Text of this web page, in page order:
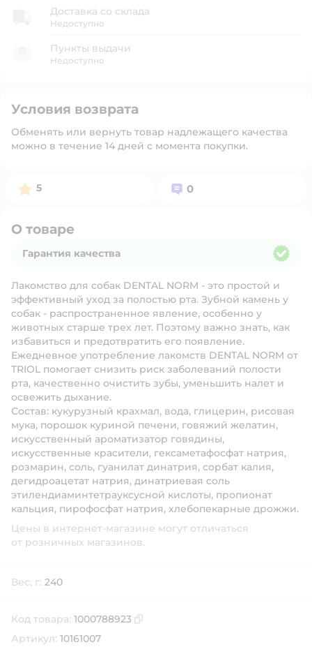
Доставка со склада
Недоступно
Пункты выдачи
Недоступно
Условия возврата
Обменять или вернуть товар надлежащего качества
можно в течение 14 дней с момента покупки.
Рейтинг:
5 Вопросов:
0
О товаре
Гарантия качества
Лакомство для собак DENTAL NORM - это простой и
эффективный уход за полостью рта. Зубной камень у
собак - распространенное явление, особенно у
животных старше трех лет. Поэтому важно знать, как
избавиться и предотвратить его появление.
Ежедневное употребление лакомств DENTAL NORM от
TRIOL помогает снизить риск заболеваний полости
рта, качественно очистить зубы, уменьшить налет и
освежить дыхание.
Состав: кукурузный крахмал, вода, глицерин, рисовая
мука, порошок куриной печени, говяжий желатин,
искусственный ароматизатор говядины,
искусственные красители, гексаметафосфат натрия,
розмарин, соль, гуанилат динатрия, сорбат калия,
дегидроацетат натрия, динатриевая соль
этилендиаминтетрауксусной кислоты, пропионат
кальция, пирофосфат натрия, хлебопекарные дрожжи.
Цены в интернет-магазине могут отличаться
от розничных магазинов.
Вес, г: 240
Код товара: 1000788923
Артикул: 10161007